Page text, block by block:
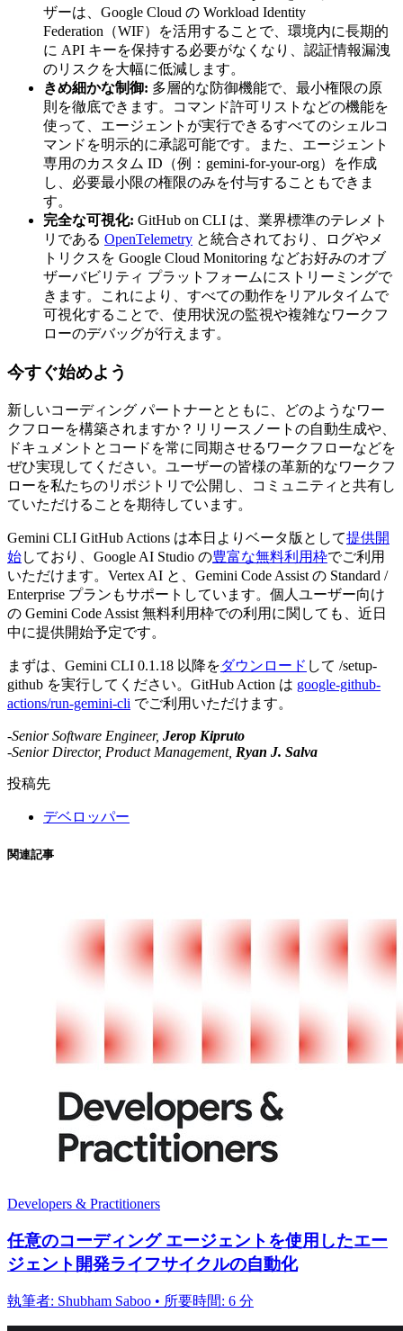
ザーは、Google Cloud の Workload Identity
Federation（WIF）を活用することで、環境内に長期的
に API キーを保持する必要がなくなり、認証情報漏洩
のリスクを大幅に低減します。
きめ細かな制御: 多層的な防御機能で、最小権限の原
則を徹底できます。コマンド許可リストなどの機能を
使って、エージェントが実行できるすべてのシェルコ
マンドを明示的に承認可能です。また、エージェント
専用のカスタム ID（例：gemini-for-your-org）を作成
し、必要最小限の権限のみを付与することもできま
す。
完全な可視化: GitHub on CLI は、業界標準のテレメト
リである OpenTelemetry と統合されており、ログやメ
トリクスを Google Cloud Monitoring などお好みのオブ
ザーバビリティ プラットフォームにストリーミングで
きます。これにより、すべての動作をリアルタイムで
可視化することで、使用状況の監視や複雑なワークフ
ローのデバッグが行えます。
今すぐ始めよう
新しいコーディング パートナーとともに、どのようなワー
クフローを構築されますか？リリースノートの自動生成や、
ドキュメントとコードを常に同期させるワークフローなどを
ぜひ実現してください。ユーザーの皆様の革新的なワークフ
ローを私たちのリポジトリで公開し、コミュニティと共有し
ていただけることを期待しています。
Gemini CLI GitHub Actions は本日よりベータ版として提供開
始しており、Google AI Studio の豊富な無料利用枠でご利用
いただけます。Vertex AI と、Gemini Code Assist の Standard /
Enterprise プランもサポートしています。個人ユーザー向け
の Gemini Code Assist 無料利用枠での利用に関しても、近日
中に提供開始予定です。
まずは、Gemini CLI 0.1.18 以降をダウンロード して /setup-
github を実行してください。GitHub Action は google-github-
actions/run-gemini-cli でご利用いただけます。
-Senior Software Engineer, Jerop Kipruto
-Senior Director, Product Management, Ryan J. Salva
投稿先
デベロッパー
関連記事
Developers & Practitioners
任意のコーディング エージェントを使用したエー
ジェント開発ライフサイクルの自動化
執筆者: Shubham Saboo • 所要時間: 6 分